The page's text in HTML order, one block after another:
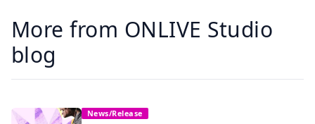
More from ONLIVE Studio
blog
News/Release